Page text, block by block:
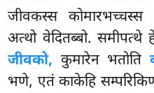
जीवकस्स कोमारभच्चस्स
अत्थो वेदितब्बो.
जीवको, कुमारेन भतोति
भणे, एतं काकेहि